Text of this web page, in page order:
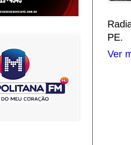
PE.
Ver